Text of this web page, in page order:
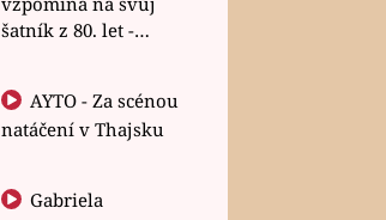
šatník z 80. let -
natáčení v Thajsku
Gabriela